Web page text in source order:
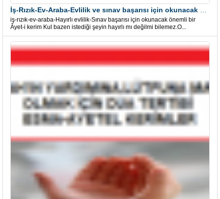
iş-rızık-ev-araba-Hayırlı evlilik-Sınav başarısı için okunacak önemli bir
Âyet-i kerim Kul bazen istediği şeyin hayırlı mı değilmi bilemez.O...